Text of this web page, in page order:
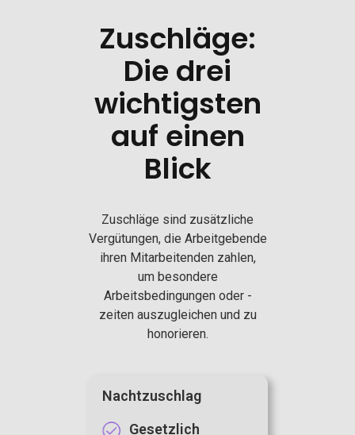
Zuschläge:
Die drei
wichtigsten
auf einen
Blick
Zuschläge sind zusätzliche
Vergütungen, die Arbeitgebende
ihren Mitarbeitenden zahlen,
um besondere
Arbeitsbedingungen oder -
zeiten auszugleichen und zu
honorieren.
Nachtzuschlag
Gesetzlich